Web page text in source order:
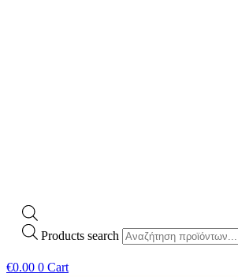
Products search
€0.00 0 Cart